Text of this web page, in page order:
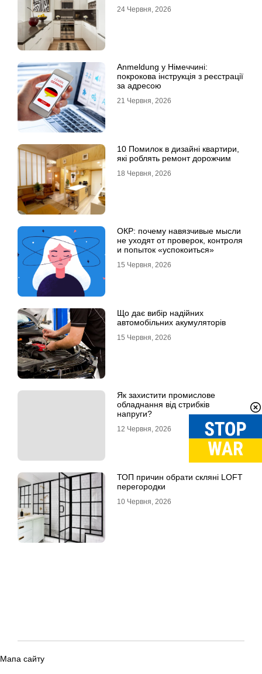
24 Червня, 2026
Anmeldung у Німеччині:
покрокова інструкція з реєстрації
за адресою
21 Червня, 2026
10 Помилок в дизайні квартири,
які роблять ремонт дорожчим
18 Червня, 2026
ОКР: почему навязчивые мысли
не уходят от проверок, контроля
и попыток «успокоиться»
15 Червня, 2026
Що дає вибір надійних
автомобільних акумуляторів
15 Червня, 2026
Як захистити промислове
обладнання від стрибків
напруги?
12 Червня, 2026
ТОП причин обрати скляні LOFT
перегородки
10 Червня, 2026
Мапа сайту